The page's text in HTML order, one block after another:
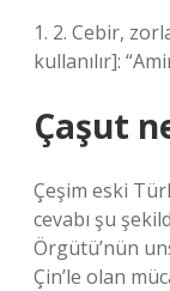
1. 2. Cebir,
kullanılır]:
Çaşut
Çeşim eski
cevabı şu
Örgütü’nün
Çin’le olan